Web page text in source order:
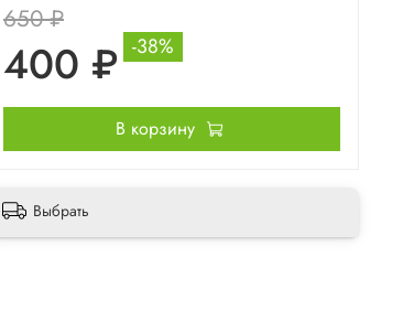
650 ₽
400 ₽ -38%
В корзину
Выбрать